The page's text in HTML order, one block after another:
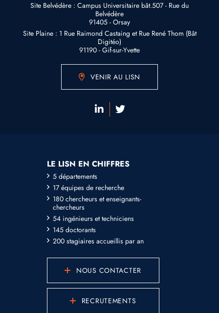
Site Belvédère : Campus Universitaire bât.507 - Rue du
Belvédère
91405 - Orsay
Site Plaine : 1 Rue Raimond Castaing et Rue René Thom (Bât
Digitéo)
91190 - Gif-sur-Yvette
VENIR AU LISN
LE LISN EN CHIFFRES
5 départements
17 équipes de recherche
180 chercheurs et enseignants-
chercheurs
54 ingénieurs et techniciens
145 doctorants
200 stagiaires accueillis par an
NOUS CONTACTER
RECRUTEMENTS